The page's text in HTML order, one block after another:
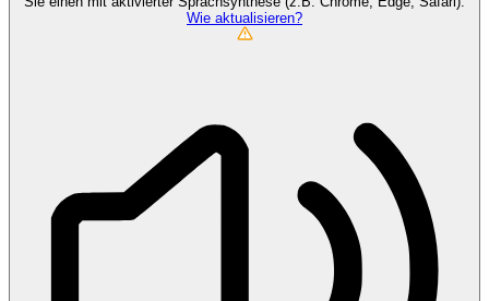
Wie aktualisieren?